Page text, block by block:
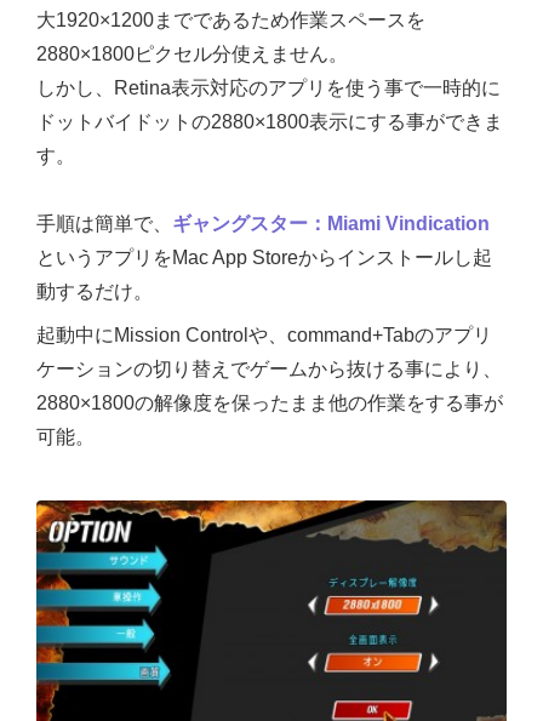
大1920×1200までであるため作業スペースを
2880×1800ピクセル分使えません。
しかし、Retina表示対応のアプリを使う事で一時的に
ドットバイドットの2880×1800表示にする事ができま
す。
手順は簡単で、 ギャングスター：Miami Vindication
というアプリをMac App Storeからインストールし起
動するだけ。
起動中にMission Controlや、command+Tabのアプリ
ケーションの切り替えでゲームから抜ける事により、
2880×1800の解像度を保ったまま他の作業をする事が
可能。